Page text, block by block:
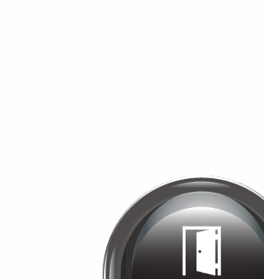
Bienvenue chez
MANÈGE DE LA
TUILERIE